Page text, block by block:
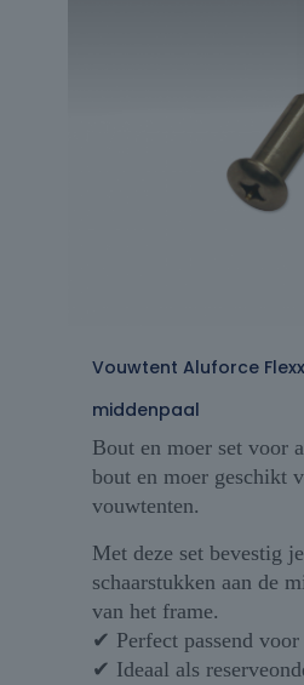
Vouwtent Aluforce
middenpaal
Bout en moer set voor
bout en moer geschikt
vouwtenten.
Met deze set bevestig
schaarstukken aan de
van het frame.
✔ Perfect passend
✔ Ideaal als